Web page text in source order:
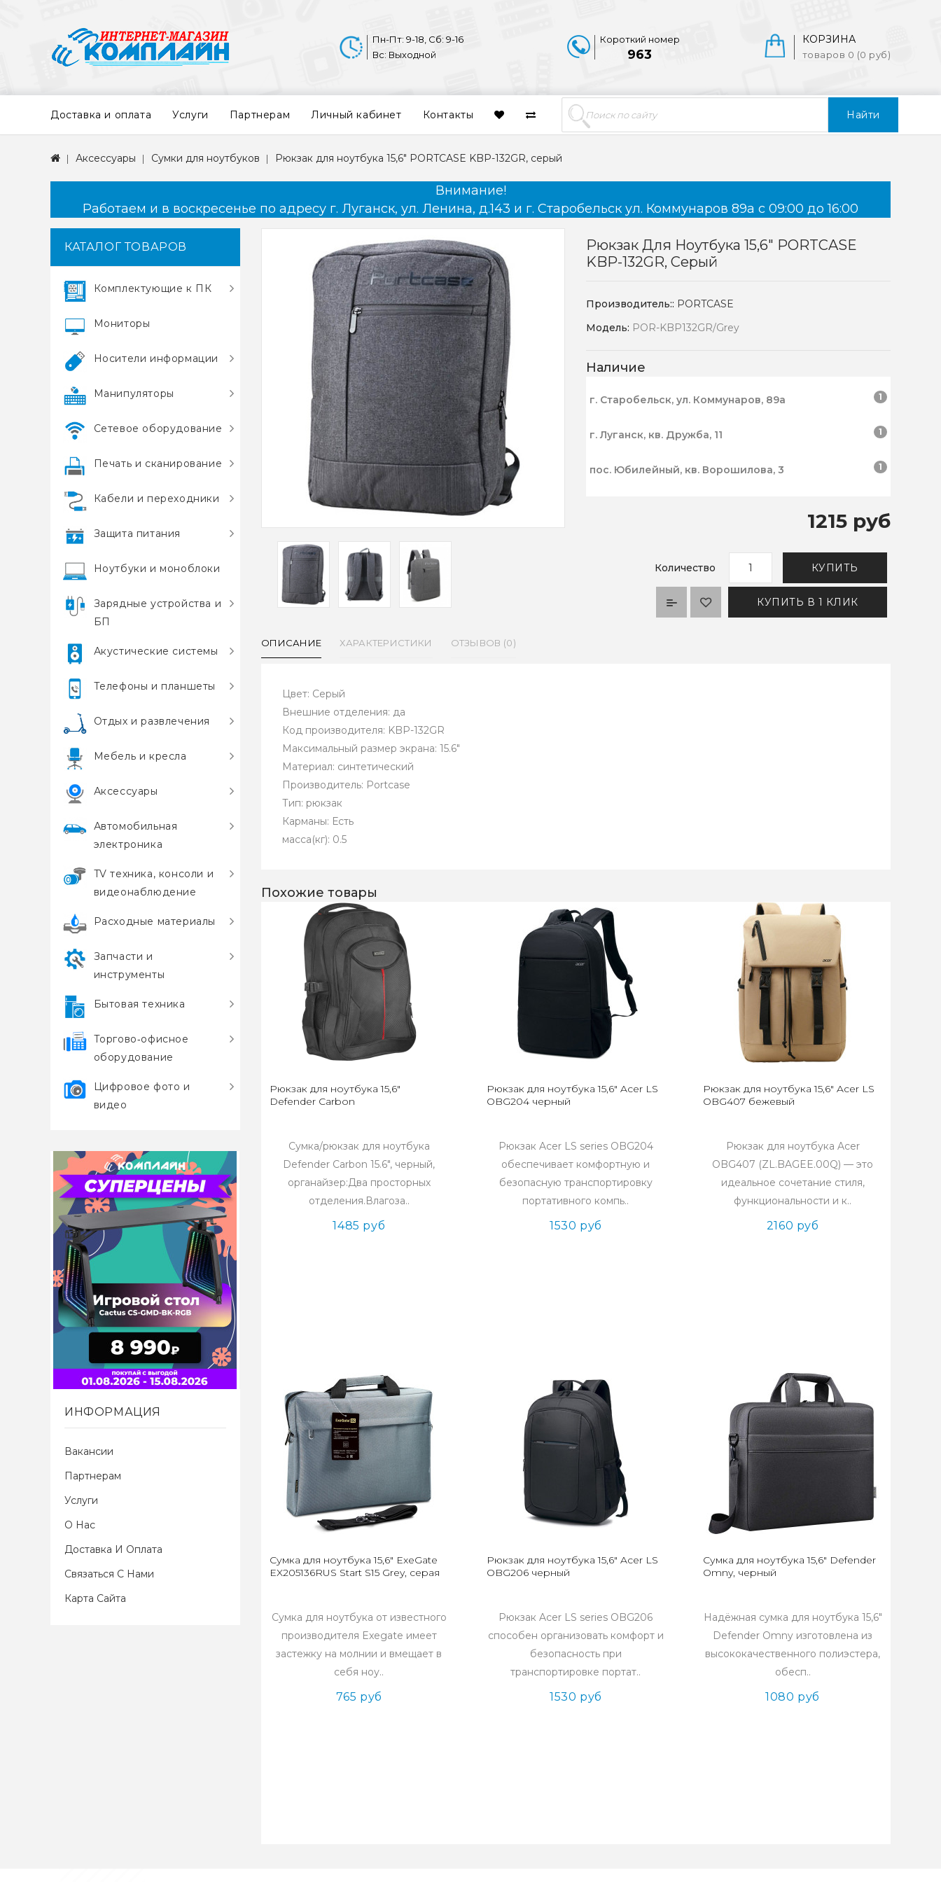
Найти
КОРЗИНА
товаров 0 (0 руб)
Короткий номер
963
Пн-Пт: 9-18, Сб: 9-16
Вс: Выходной
Доставка и оплата Услуги Партнерам Личный кабинет Контакты
Аксессуары Сумки для ноутбуков Рюкзак для ноутбука 15,6" PORTCASE KBP-132GR, серый
Внимание!
Работаем и в воскресенье по адресу г. Луганск, ул. Ленина, д.143 и г. Старобельск ул. Коммунаров 89а с 09:00 до 16:00
КАТАЛОГ ТОВАРОВ
Комплектующие к ПК
Мониторы
Носители информации
Манипуляторы
Сетевое оборудование
Печать и сканирование
Кабели и переходники
Защита питания
Ноутбуки и моноблоки
Зарядные устройства и
БП
Акустические системы
Телефоны и планшеты
Отдых и развлечения
Мебель и кресла
Аксессуары
Автомобильная
электроника
TV техника, консоли и
видеонаблюдение
Расходные материалы
Запчасти и
инструменты
Бытовая техника
Торгово‑офисное
оборудование
Цифровое фото и
видео
ИНФОРМАЦИЯ
Вакансии
Партнерам
Услуги
О Нас
Доставка И Оплата
Связаться С Нами
Карта Сайта
Рюкзак Для Ноутбука 15,6" PORTCASE
KBP-132GR, Серый
Производитель:: PORTCASE
Модель: POR-KBP132GR/Grey
Наличие
г. Старобельск, ул. Коммунаров, 89а 1
г. Луганск, кв. Дружба, 11 1
пос. Юбилейный, кв. Ворошилова, 3 1
1215 руб
Количество КУПИТЬ
КУПИТЬ В 1 КЛИК
ОПИСАНИЕ ХАРАКТЕРИСТИКИ ОТЗЫВОВ (0)
Цвет: Серый
Внешние отделения: да
Код производителя: KBP-132GR
Максимальный размер экрана: 15.6"
Материал: синтетический
Производитель: Portcase
Тип: рюкзак
Карманы: Есть
масса(кг): 0.5
Похожие товары
Рюкзак для ноутбука 15,6"
Defender Carbon
Сумка/рюкзак для ноутбука
Defender Carbon 15.6", черный,
органайзер:Два просторных
отделения.Влагоза..
1485 руб
Рюкзак для ноутбука 15,6" Acer LS
OBG204 черный
Рюкзак Acer LS series OBG204
обеспечивает комфортную и
безопасную транспортировку
портативного компь..
1530 руб
Рюкзак для ноутбука 15,6" Acer LS
OBG407 бежевый
Рюкзак для ноутбука Acer
OBG407 (ZL.BAGEE.00Q) — это
идеальное сочетание стиля,
функциональности и к..
2160 руб
Сумка для ноутбука 15,6" ExeGate
EX205136RUS Start S15 Grey, серая
Сумка для ноутбука от известного
производителя Exegate имеет
застежку на молнии и вмещает в
себя ноу..
765 руб
Рюкзак для ноутбука 15,6" Acer LS
OBG206 черный
Рюкзак Acer LS series OBG206
способен организовать комфорт и
безопасность при
транспортировке портат..
1530 руб
Сумка для ноутбука 15,6" Defender
Omny, черный
Надёжная сумка для ноутбука 15,6"
Defender Omny изготовлена из
высококачественного полиэстера,
обесп..
1080 руб